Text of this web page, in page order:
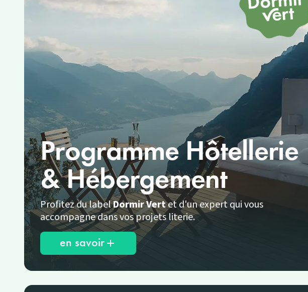
Programme Hôtellerie
& Hébergement
Profitez du labelDormir Vertet d'un expert qui vous
accompagne dans vos projets literie.
en savoir add